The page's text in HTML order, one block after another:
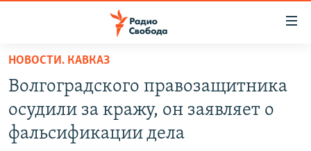
упрощенного
доступа
основному
ПОДКАСТЫ
АВТОРСКИЕ ПРОЕКТЫ
НОВОСТИ. КАВКАЗ
Волгоградского правозащитника
осудили за кражу, он заявляет о
фальсификации дела